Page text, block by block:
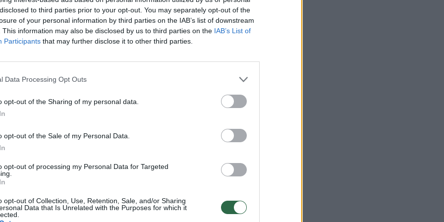
to third parties prior to your opt-out. You may separately opt-out of the
of your personal information by third parties on the IAB’s list of downstream
This information may also be disclosed by us to third parties on the IAB’s List of
Participants that may further disclose it to other third parties.
Data Processing Opt Outs
opt-out of the Sharing of my personal data.
opt-out of the Sale of my Personal Data.
opt-out of processing my Personal Data for Targeted
opt-out of Collection, Use, Retention, Sale, and/or Sharing
Data that Is Unrelated with the Purposes for which it
Pramogos Videobumas
D.Motiejūno sezonas
Hiphopo grupė „Tavo tėvas“ kviečia
parodija: berniukas
rankos
Reperių Kasteto ir Donciavo vaizdo
ir „Lietuvos ryto“
seksualų klipą
Krepšininkas ir jo mylimoji sukūrė